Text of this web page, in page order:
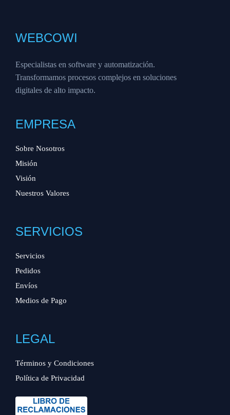
WEBCOWI
Especialistas en software y automatización.
Transformamos procesos complejos en soluciones
digitales de alto impacto.
EMPRESA
Sobre Nosotros
Misión
Visión
Nuestros Valores
SERVICIOS
Servicios
Pedidos
Envíos
Medios de Pago
LEGAL
Términos y Condiciones
Política de Privacidad